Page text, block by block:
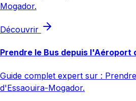
Mogador.
Découvrir
Prendre le Bus depuis l'Aéroport
Guide complet expert sur :
d'Essaouira-Mogador.